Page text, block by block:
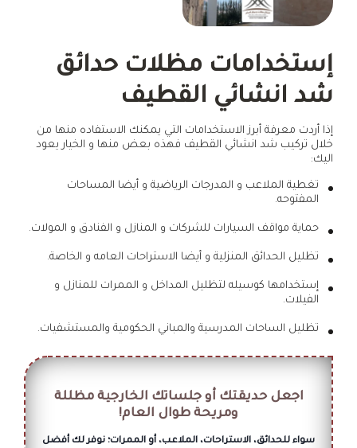
إستخدامات مظلات حدائق
شد انشائي القطيف
إذا أردت معرفة أبرز الاستخدامات التي يمكنك الاستفاده منها من
خلال تركيب شد انشائي القطيف فهذه بعض منها و الخيار يعود
اليك:
تغطية الملاعب و المدرجات الرياضية و أيضا المساحات
المفتوحه.
حماية مواقف السيارات للشركات و المنازل و الفنادق و المولات.
تظليل الحدائق المنزلية و أيضا الاستراحات العامه و الخاصة.
إستخدامها كوسيله لتظليل المداخل و الممرات للمنازل و
الفيلات.
تظليل الساحات المدرسية والمباني الحكومية والمستشفيات.
اجعل حديقتك أو جلساتك الخارجية مظللة
ومريحة طوال العام!
سواء للحدائق، الاستراحات، الملاعب، أو الممرات؛ نوفر لك أفضل